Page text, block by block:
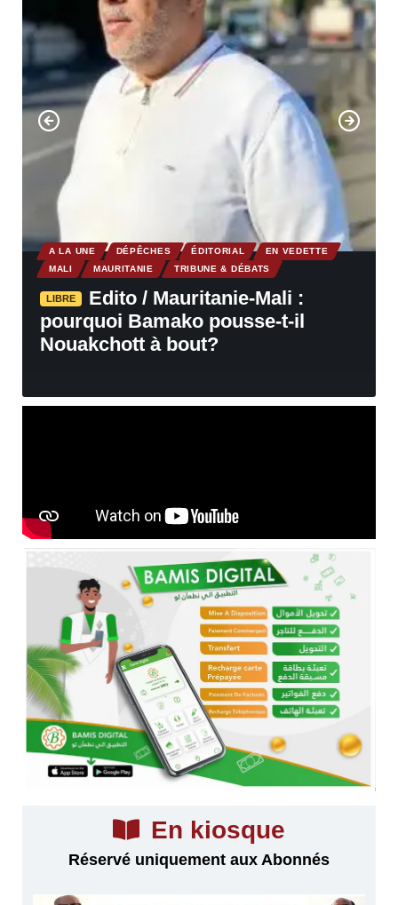
A LA UNE DÉPÊCHES ÉDITORIAL
EN VEDETTE
MALI
MAURITANIE TRIBUNE & DÉBATS
LIBRE
Edito / Mauritanie-Mali :
pourquoi Bamako pousse-t-il
Nouakchott à bout?
En kiosque
Réservé uniquement aux Abonnés